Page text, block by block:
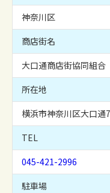
神奈川区
商店街名
大口通商店街協同組合
所在地
横浜市神奈川区大口通
TEL
045-421-2996
駐車場